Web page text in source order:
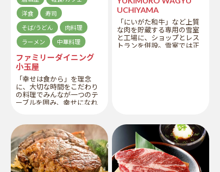
洋食
寿司
そば/うどん
肉料理
ラーメン
中華料理
ファミリーダイニング
小玉屋
「幸せは食から」を理念
に、大切な時間をこだわり
の料理でみんなが一つのテ
ーブルを囲み、幸せになれ
め、満足できるメニューが
勢ぞろいです。
UCHIYAMA
「にいがた和牛」など上質
な肉を貯蔵する専用の雪室
と工場に、ショップとレス
トランを併設。雪室では正